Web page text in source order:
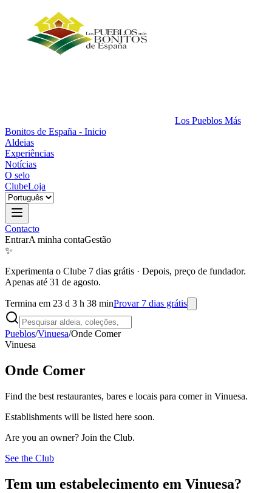
Los Pueblos Más
Bonitos de España - Inicio
Aldeias
Experiências
Notícias
O selo
ClubeLoja
Contacto
EntrarA minha contaGestão
✨
Experimenta o Clube 7 dias grátis · Depois, preço de fundador.
Apenas até 31 de agosto.
Termina em 23 d 3 h 38 minProvar 7 dias grátis
Pueblos/Vinuesa/Onde Comer
Vinuesa
Onde Comer
Find the best restaurantes, bares e locais para comer in Vinuesa.
Establishments will be listed here soon.
Are you an owner? Join the Club.
See the Club
Tem um estabelecimento em Vinuesa?